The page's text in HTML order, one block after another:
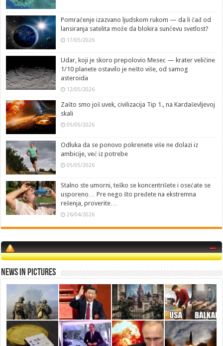
Pomračenje izazvano ljudskom rukom — da li čađ od
lansiranja satelita može da blokira sunčevu svetlost?
17/05/2026
Udar, koji je skoro prepolovio Mesec — krater veličine
1/10 planete ostavilo je nešto više, od samog
asteroida
12/05/2026
Zašto smo još uvek, civilizacija Tip 1., na Kardaševljevoj
skali
05/05/2026
Odluka da se ponovo pokrenete više ne dolazi iz
ambicije, već iz potrebe
05/05/2026
Stalno ste umorni, teško se koncentrišete i osećate se
usporeno… Pre nego što pređete na ekstremna
rešenja, proverite…
26/04/2026
News in Pictures